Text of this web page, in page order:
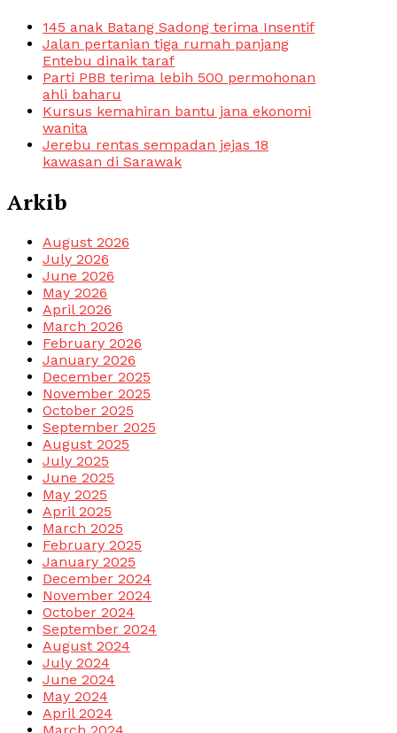
145 anak Batang Sadong terima Insentif
Jalan pertanian tiga rumah panjang
Entebu dinaik taraf
Parti PBB terima lebih 500 permohonan
ahli baharu
Kursus kemahiran bantu jana ekonomi
wanita
Jerebu rentas sempadan jejas 18
kawasan di Sarawak
Arkib
August 2026
July 2026
June 2026
May 2026
April 2026
March 2026
February 2026
January 2026
December 2025
November 2025
October 2025
September 2025
August 2025
July 2025
June 2025
May 2025
April 2025
March 2025
February 2025
January 2025
December 2024
November 2024
October 2024
September 2024
August 2024
July 2024
June 2024
May 2024
April 2024